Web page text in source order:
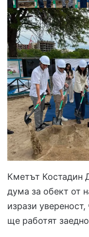
Кметът Костадин
дума за обект от
изрази
ще работят